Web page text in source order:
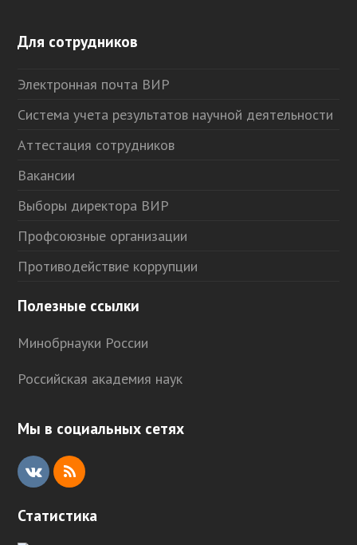
Для сотрудников
Электронная почта ВИР
Система учета результатов научной деятельности
Аттестация сотрудников
Вакансии
Выборы директора ВИР
Профсоюзные организации
Противодействие коррупции
Полезные ссылки
Минобрнауки России
Российская академия наук
Мы в социальных сетях
V
R
Статистика